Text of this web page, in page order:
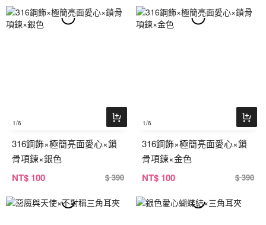
1/6
316鋼飾×極簡亮面愛心×鎖
骨項鍊×銀色
NT$ 100 $ 390
1/6
316鋼飾×極簡亮面愛心×鎖
骨項鍊×金色
NT$ 100 $ 390